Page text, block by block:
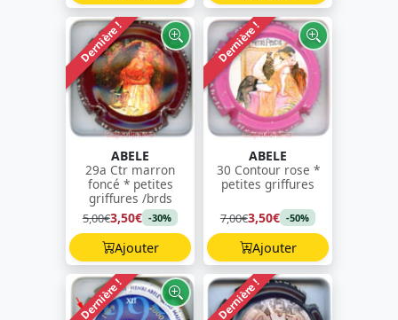
Dernière !
ABELE
29a Ctr marron
foncé * petites
griffures /brds
5,00€3,50€ -30%
Ajouter
Dernière !
ABELE
30 Contour rose *
petites griffures
7,00€3,50€ -50%
Ajouter
Dernière ! Dernière !